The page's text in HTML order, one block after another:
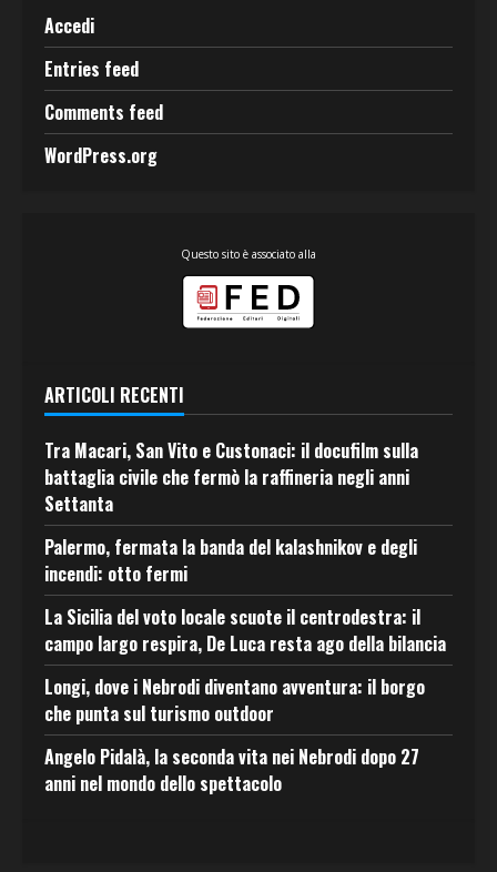
Accedi
Entries feed
Comments feed
WordPress.org
Questo sito è associato alla
ARTICOLI RECENTI
Tra Macari, San Vito e Custonaci: il docufilm sulla
battaglia civile che fermò la raffineria negli anni
Settanta
Palermo, fermata la banda del kalashnikov e degli
incendi: otto fermi
La Sicilia del voto locale scuote il centrodestra: il
campo largo respira, De Luca resta ago della bilancia
Longi, dove i Nebrodi diventano avventura: il borgo
che punta sul turismo outdoor
Angelo Pidalà, la seconda vita nei Nebrodi dopo 27
anni nel mondo dello spettacolo